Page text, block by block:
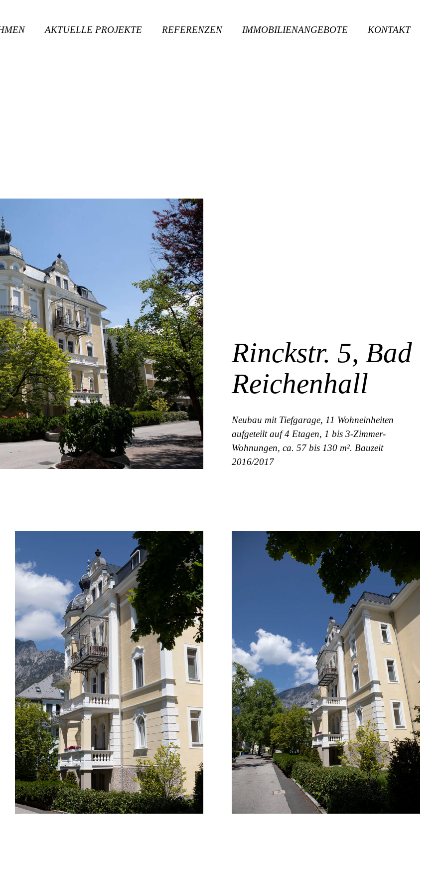
AKTUELLE PROJEKTE REFERENZEN IMMOBILIENANGEBOTE KONTAKT
Rinckstr. 5, Bad
Reichenhall
Neubau mit Tiefgarage, 11 Wohneinheiten
aufgeteilt auf 4 Etagen, 1 bis 3-Zimmer-
Wohnungen, ca. 57 bis 130 m². Bauzeit
2016/2017